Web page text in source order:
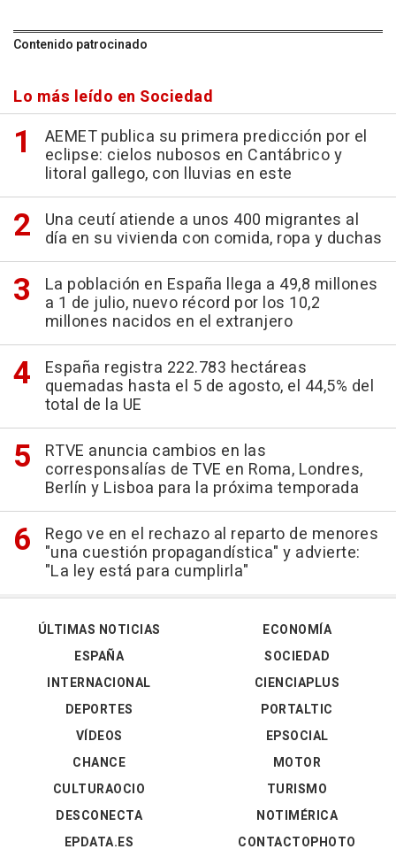
Contenido patrocinado
Lo más leído en Sociedad
AEMET publica su primera predicción por el
eclipse: cielos nubosos en Cantábrico y
litoral gallego, con lluvias en este
Una ceutí atiende a unos 400 migrantes al
día en su vivienda con comida, ropa y duchas
La población en España llega a 49,8 millones
a 1 de julio, nuevo récord por los 10,2
millones nacidos en el extranjero
España registra 222.783 hectáreas
quemadas hasta el 5 de agosto, el 44,5% del
total de la UE
RTVE anuncia cambios en las
corresponsalías de TVE en Roma, Londres,
Berlín y Lisboa para la próxima temporada
Rego ve en el rechazo al reparto de menores
"una cuestión propagandística" y advierte:
"La ley está para cumplirla"
ÚLTIMAS NOTICIAS
ESPAÑA
INTERNACIONAL
DEPORTES
VÍDEOS
ECONOMÍA
SOCIEDAD
CIENCIAPLUS
PORTALTIC
EPSOCIAL
CHANCE
CULTURAOCIO
DESCONECTA
EPDATA.ES
MOTOR
TURISMO
NOTIMÉRICA
CONTACTOPHOTO